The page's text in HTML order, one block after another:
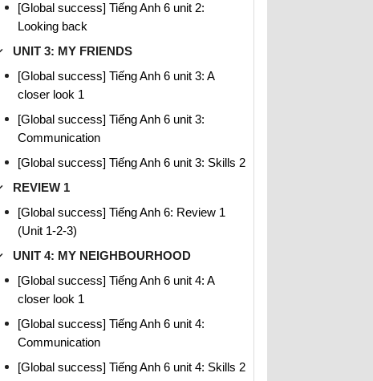
[Global success] Tiếng Anh 6 unit 2:
Looking back
UNIT 3: MY FRIENDS
[Global success] Tiếng Anh 6 unit 3: A
closer look 1
[Global success] Tiếng Anh 6 unit 3:
Communication
[Global success] Tiếng Anh 6 unit 3: Skills 2
REVIEW 1
[Global success] Tiếng Anh 6: Review 1
(Unit 1-2-3)
UNIT 4: MY NEIGHBOURHOOD
[Global success] Tiếng Anh 6 unit 4: A
closer look 1
[Global success] Tiếng Anh 6 unit 4:
Communication
[Global success] Tiếng Anh 6 unit 4: Skills 2